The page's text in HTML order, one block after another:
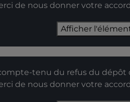
de nous donner votre
Afficher
tenu du refus du dépôt
de nous donner votre